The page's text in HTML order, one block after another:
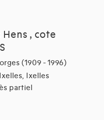
Hens , cote
(1909 - 1996)
Ixelles
partiel